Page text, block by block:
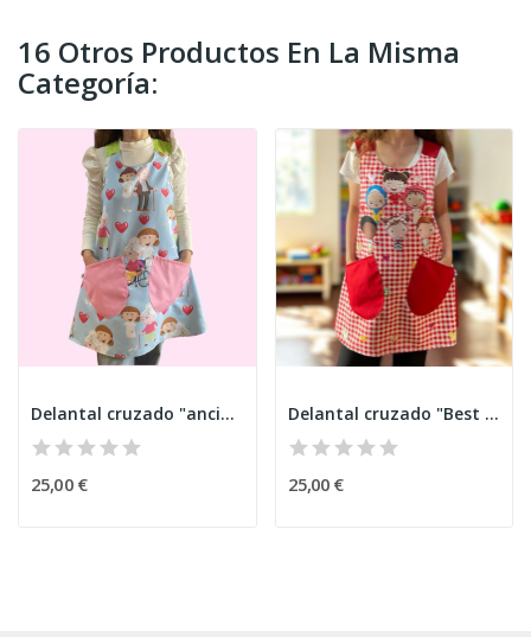
16 Otros Productos En La Misma
Categoría:
Delantal cruzado "ancianos"
25,00 €
Delantal cruzado "Best friends"
25,00 €